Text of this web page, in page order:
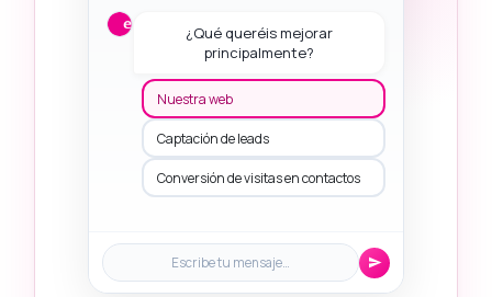
¿Qué queréis mejorar
principalmente?
Nuestra web
Captación de leads
Conversión de visitas en contactos
Escribe tu mensaje…